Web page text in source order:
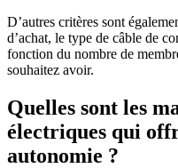
D’autres critères sont
d’achat, le type de câble de
fonction du nombre de
souhaitez avoir.
Quelles sont les
électriques qui
autonomie ?